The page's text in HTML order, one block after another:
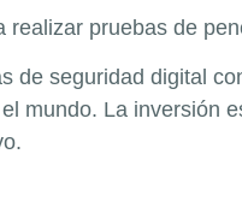
pruebas de
de seguridad digital
mundo. La inversión